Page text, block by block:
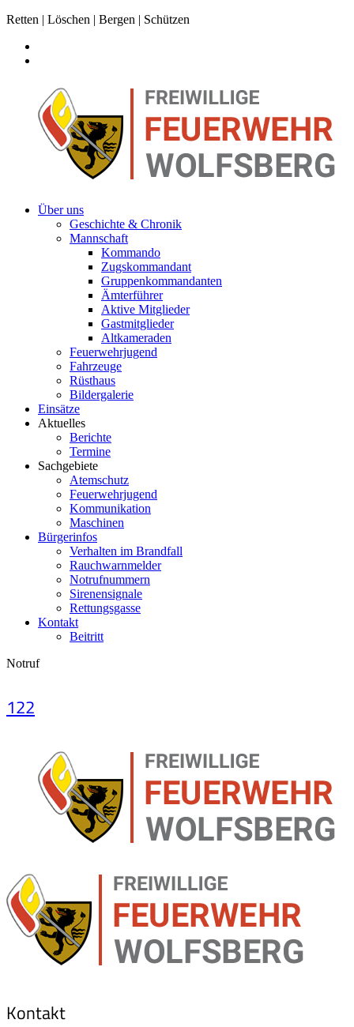
Retten | Löschen | Bergen | Schützen
Über uns
Geschichte & Chronik
Mannschaft
Kommando
Zugskommandant
Gruppenkommandanten
Ämterführer
Aktive Mitglieder
Gastmitglieder
Altkameraden
Feuerwehrjugend
Fahrzeuge
Rüsthaus
Bildergalerie
Einsätze
Aktuelles
Berichte
Termine
Sachgebiete
Atemschutz
Feuerwehrjugend
Kommunikation
Maschinen
Bürgerinfos
Verhalten im Brandfall
Rauchwarnmelder
Notrufnummern
Sirenensignale
Rettungsgasse
Kontakt
Beitritt
Notruf
122
Kontakt